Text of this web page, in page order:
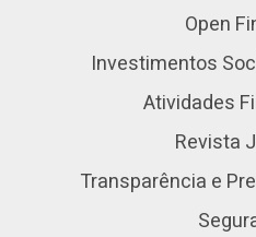
Open
Investimentos
Atividades
Revista
Transparência e